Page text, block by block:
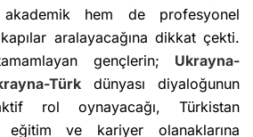
akademik hem de profesyonel
aralayacağına dikkat çekti.
gençlerin; Ukrayna-
Türk dünyası diyaloğunun
rol oynayacağı, Türkistan
eğitim ve kariyer olanaklarına